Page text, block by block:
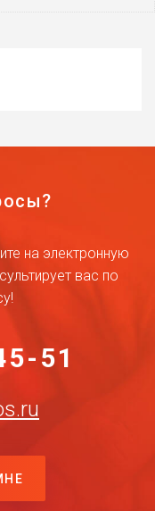
на электронную
вас по
51